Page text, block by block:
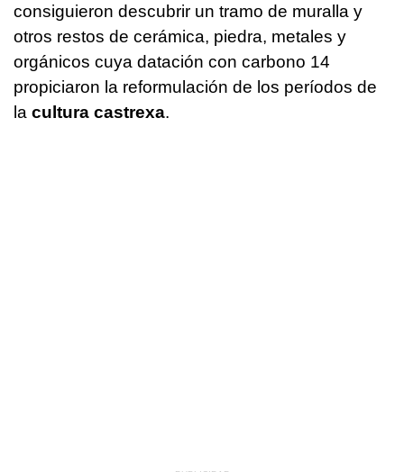
consiguieron descubrir un tramo de muralla y
otros restos de cerámica, piedra, metales y
orgánicos cuya datación con carbono 14
propiciaron la reformulación de los períodos de
la cultura castrexa.